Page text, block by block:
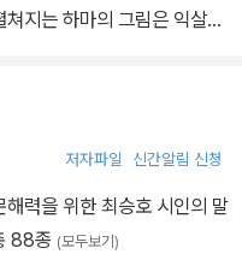
지는 하마의 그림은 익살맞
저자파일 신간알림 신청
해력을 위한 최승호 시인의 말
88종 (모두보기)